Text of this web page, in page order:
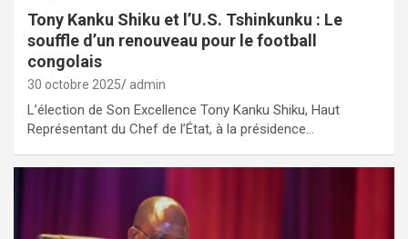
Tony Kanku Shiku et l’U.S. Tshinkunku : Le
souffle d’un renouveau pour le football
congolais
30 octobre 2025 admin
L’élection de Son Excellence Tony Kanku Shiku, Haut
Représentant du Chef de l’État, à la présidence…